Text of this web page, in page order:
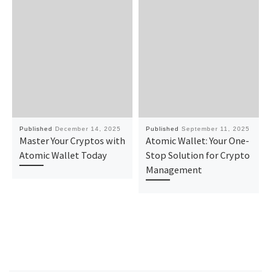
Published December 14, 2025
Master Your Cryptos with
Atomic Wallet Today
Published September 11, 2025
Atomic Wallet: Your One-
Stop Solution for Crypto
Management